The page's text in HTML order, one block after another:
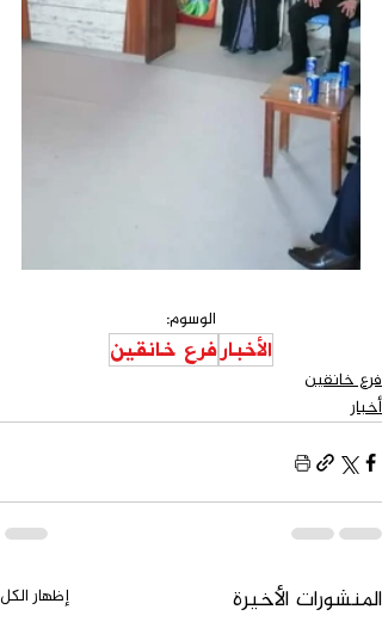
الوسوم:
‏الأخبارفرع خانقين
فرع خانقين
‏أخبار
المنشورات الأخيرة إظهار الكل